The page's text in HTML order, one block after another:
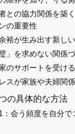
との協力関係を築
の重要性
裕が生み出す新し
璧」を求めない関係
のサポートを受け
スが家族や夫婦関
の具体的な方法
：会う頻度を自分で